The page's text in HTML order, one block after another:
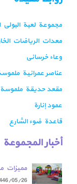
مجموعة لعبة البولي
معدات الرياضات
وعاء خرساني
عناصر عمرانية
مقعد حديقة ملموسة
عمود إنارة
قاعدة ضوء الشارع
أخبار المجموعة
مميزات
مقارنة
05/26